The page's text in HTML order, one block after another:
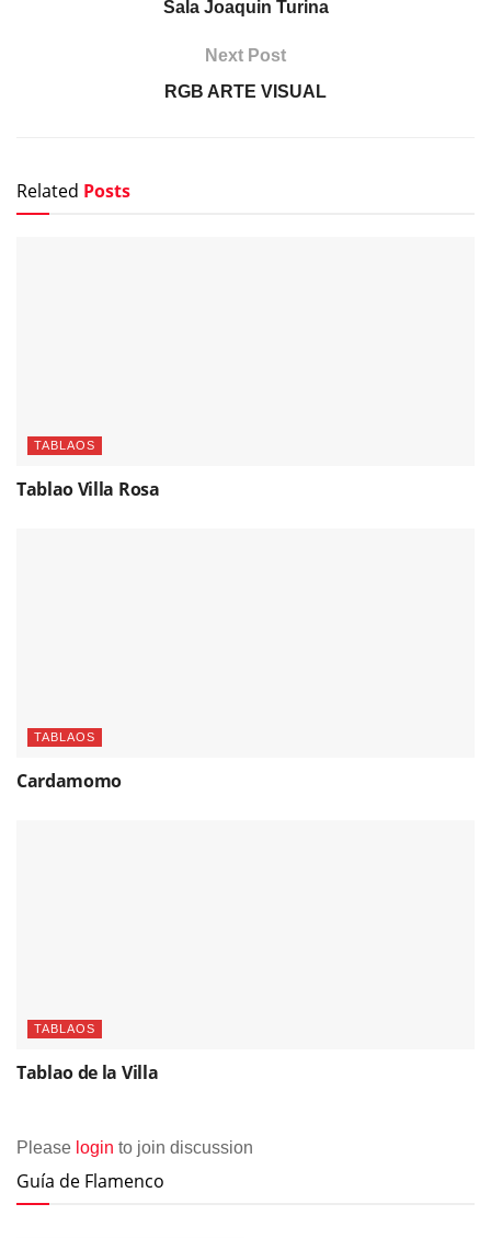
Sala Joaquin Turina
Next Post
RGB ARTE VISUAL
Related Posts
TABLAOS
Tablao Villa Rosa
TABLAOS
Cardamomo
TABLAOS
Tablao de la Villa
Please login to join discussion
Guía de Flamenco